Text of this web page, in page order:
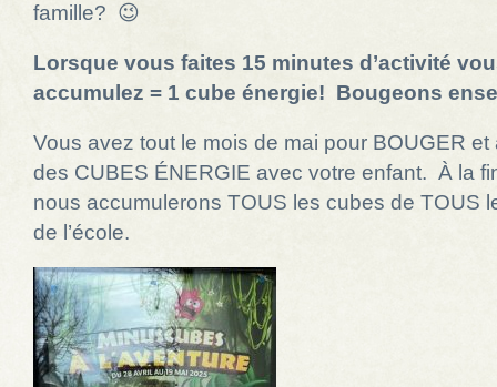
famille? 😉
Lorsque vous faites 15 minutes d’activité
accumulez = 1 cube énergie! Bougeons
Vous avez tout le mois de mai pour BOUGER et
des CUBES ÉNERGIE avec votre enfant. À la
nous accumulerons TOUS les cubes de TOUS
de l’école.